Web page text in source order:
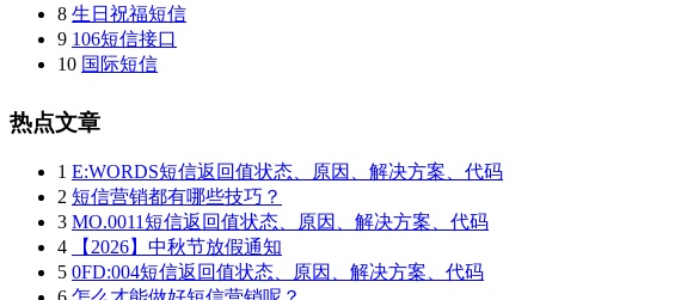
8 生日祝福短信
9 106短信接口
10 国际短信
热点文章
1 E:WORDS短信返回值状态、原因、解决方案、代码
2 短信营销都有哪些技巧？
3 MO.0011短信返回值状态、原因、解决方案、代码
4
【2026】中秋节放假通知
5 0FD:004短信返回值状态、原因、解决方案、代码